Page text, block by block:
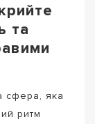
та
сфера, яка
ритм